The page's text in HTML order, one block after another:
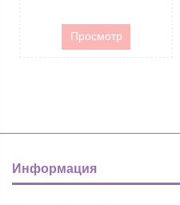
Просмотр
Информация